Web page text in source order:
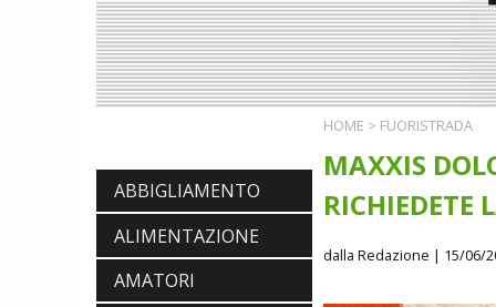
ABBIGLIAMENTO
ALIMENTAZIONE
AMATORI
HOME > FUORISTRADA
MAXXIS
RICHIEDETE
dalla Redazione | 15/06/